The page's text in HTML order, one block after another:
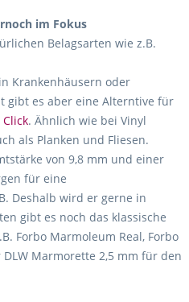
im Fokus
Belagsarten wie z.B.
Krankenhäusern oder
gibt es aber eine Alterntive für
. Ähnlich wie bei Vinyl
als Planken und Fliesen.
von 9,8 mm und einer
für eine
Deshalb wird er gerne in
gibt es noch das klassische
Forbo Marmoleum Real, Forbo
Marmorette 2,5 mm für den